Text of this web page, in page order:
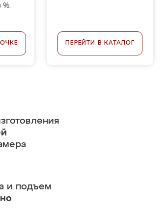
%.
ПЕРЕЙТИ В КАТАЛОГ
и подъем